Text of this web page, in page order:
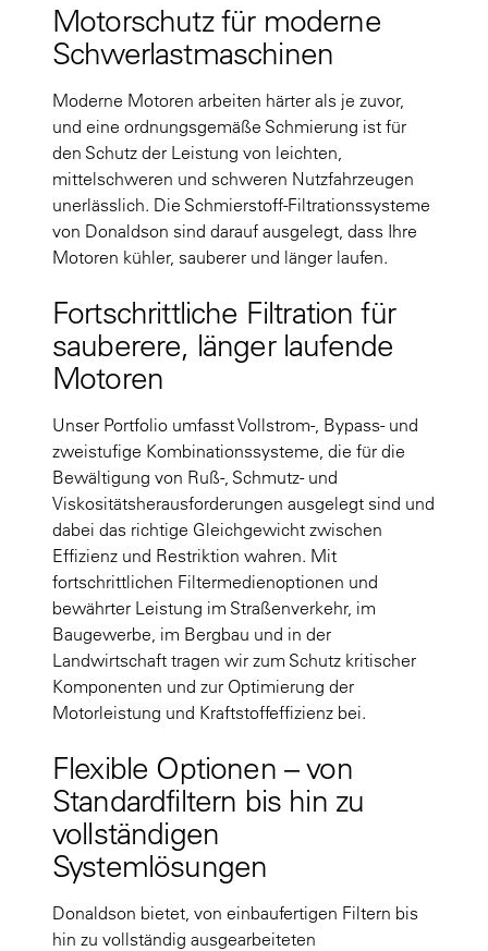
Motorschutz für moderne
Schwerlastmaschinen
Moderne Motoren arbeiten härter als je zuvor,
und eine ordnungsgemäße Schmierung ist für
den Schutz der Leistung von leichten,
mittelschweren und schweren Nutzfahrzeugen
unerlässlich. Die Schmierstoff-Filtrationssysteme
von Donaldson sind darauf ausgelegt, dass Ihre
Motoren kühler, sauberer und länger laufen.
Fortschrittliche Filtration für
sauberere, länger laufende
Motoren
Unser Portfolio umfasst Vollstrom-, Bypass- und
zweistufige Kombinationssysteme, die für die
Bewältigung von Ruß-, Schmutz- und
Viskositätsherausforderungen ausgelegt sind und
dabei das richtige Gleichgewicht zwischen
Effizienz und Restriktion wahren. Mit
fortschrittlichen Filtermedienoptionen und
bewährter Leistung im Straßenverkehr, im
Baugewerbe, im Bergbau und in der
Landwirtschaft tragen wir zum Schutz kritischer
Komponenten und zur Optimierung der
Motorleistung und Kraftstoffeffizienz bei.
Flexible Optionen – von
Standardfiltern bis hin zu
vollständigen
Systemlösungen
Donaldson bietet, von einbaufertigen Filtern bis
hin zu vollständig ausgearbeiteten